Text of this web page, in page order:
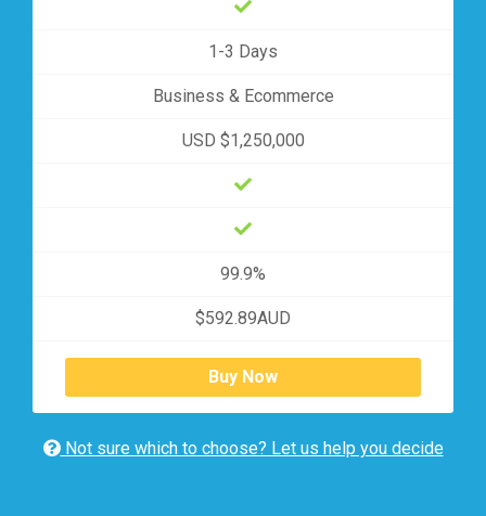
1-3 Days
Business & Ecommerce
USD $1,250,000
99.9%
$592.89AUD
Buy Now
Not sure which to choose? Let us help you decide